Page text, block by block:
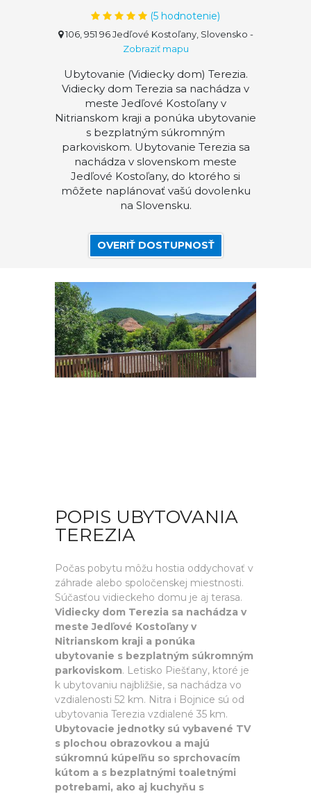
(5 hodnotenie)
106, 951 96 Jedľové Kostoľany, Slovensko -
Zobraziť mapu
Ubytovanie (Vidiecky dom) Terezia.
Vidiecky dom Terezia sa nachádza v
meste Jedľové Kostoľany v
Nitrianskom kraji a ponúka ubytovanie
s bezplatným súkromným
parkoviskom. Ubytovanie Terezia sa
nachádza v slovenskom meste
Jedľové Kostoľany, do ktorého si
môžete naplánovať vašú dovolenku
na Slovensku.
OVERIŤ DOSTUPNOSŤ
POPIS UBYTOVANIA
TEREZIA
Počas pobytu môžu hostia oddychovať v
záhrade alebo spoločenskej miestnosti.
Súčasťou vidieckeho domu je aj terasa.
Vidiecky dom Terezia sa nachádza v
meste Jedľové Kostoľany v
Nitrianskom kraji a ponúka
ubytovanie s bezplatným súkromným
parkoviskom. Letisko Piešťany, ktoré je
k ubytovaniu najbližšie, sa nachádza vo
vzdialenosti 52 km. Nitra i Bojnice sú od
ubytovania Terezia vzdialené 35 km.
Ubytovacie jednotky sú vybavené TV
s plochou obrazovkou a majú
súkromnú kúpeľňu so sprchovacím
kútom a s bezplatnými toaletnými
potrebami, ako aj kuchyňu s